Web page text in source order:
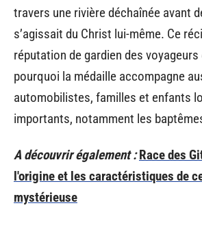
travers une rivière déchaînée avant
s’agissait du Christ lui-même. Ce
réputation de gardien des
pourquoi la médaille accompagne
automobilistes, familles et enfants
importants, notamment les
A découvrir également : Race des
l'origine et les caractéristiques de
mystérieuse